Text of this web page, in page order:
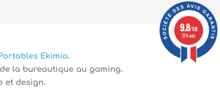
Ekimia.
la bureautique au gaming.
et design.
9.8/10
374 avis